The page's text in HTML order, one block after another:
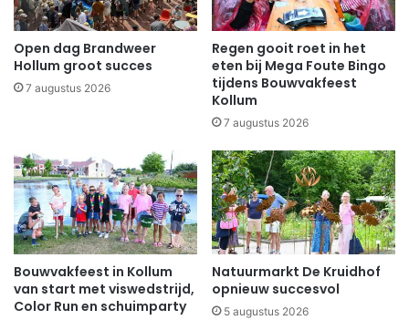
Open dag Brandweer
Hollum groot succes
7 augustus 2026
Regen gooit roet in het
eten bij Mega Foute Bingo
tijdens Bouwvakfeest
Kollum
7 augustus 2026
Bouwvakfeest in Kollum
van start met viswedstrijd,
Color Run en schuimparty
Natuurmarkt De Kruidhof
opnieuw succesvol
5 augustus 2026